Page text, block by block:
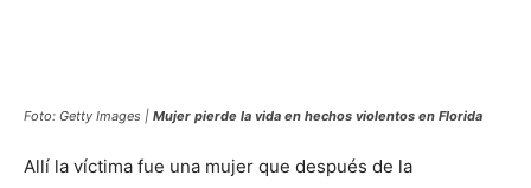
Foto: Getty Images | Mujer pierde la vida en hechos violentos en Florida
Allí la víctima fue una mujer que después de la